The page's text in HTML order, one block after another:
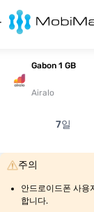
Gabon 1 GB
Airalo
7일
주의
안드로이드폰 사용
합니다.